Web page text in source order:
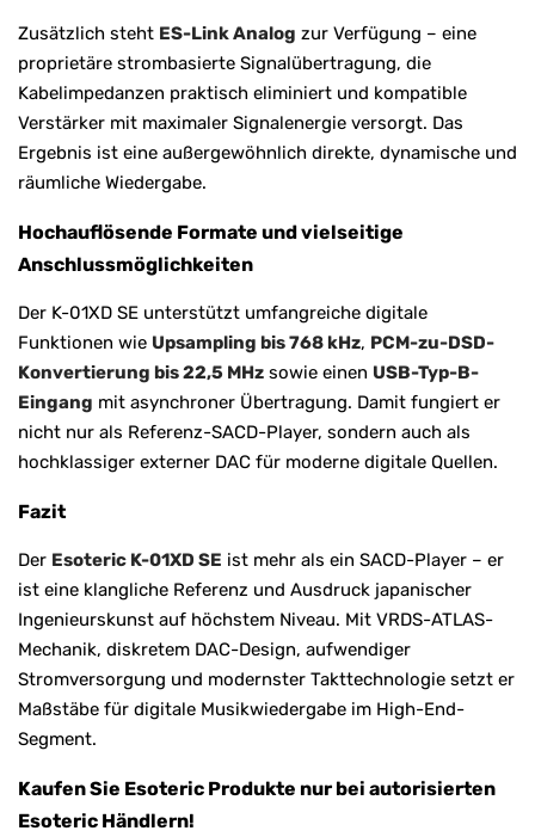
Zusätzlich steht ES-Link Analog zur Verfügung – eine
proprietäre strombasierte Signalübertragung, die
Kabelimpedanzen praktisch eliminiert und kompatible
Verstärker mit maximaler Signalenergie versorgt. Das
Ergebnis ist eine außergewöhnlich direkte, dynamische und
räumliche Wiedergabe.
Hochauflösende Formate und vielseitige
Anschlussmöglichkeiten
Der K-01XD SE unterstützt umfangreiche digitale
Funktionen wie Upsampling bis 768 kHz, PCM-zu-DSD-
Konvertierung bis 22,5 MHz sowie einen USB-Typ-B-
Eingang mit asynchroner Übertragung. Damit fungiert er
nicht nur als Referenz-SACD-Player, sondern auch als
hochklassiger externer DAC für moderne digitale Quellen.
Fazit
Der Esoteric K-01XD SE ist mehr als ein SACD-Player – er
ist eine klangliche Referenz und Ausdruck japanischer
Ingenieurskunst auf höchstem Niveau. Mit VRDS-ATLAS-
Mechanik, diskretem DAC-Design, aufwendiger
Stromversorgung und modernster Takttechnologie setzt er
Maßstäbe für digitale Musikwiedergabe im High-End-
Segment.
Kaufen Sie Esoteric Produkte nur bei autorisierten
Esoteric Händlern!